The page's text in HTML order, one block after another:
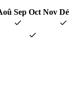
Sep Oct Nov